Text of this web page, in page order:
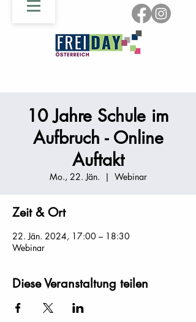
10 Jahre Schule im
Aufbruch - Online
Auftakt
Mo., 22. Jän.
  |
Webinar
Zeit & Ort
22. Jän. 2024, 17:00 – 18:30
Webinar
Diese Veranstaltung teilen